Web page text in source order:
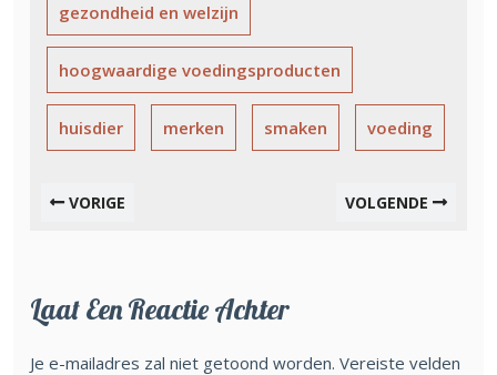
gezondheid en welzijn
hoogwaardige voedingsproducten
huisdier merken smaken voeding
VORIGE VOLGENDE
Laat Een Reactie Achter
Je e-mailadres zal niet getoond worden. Vereiste velden